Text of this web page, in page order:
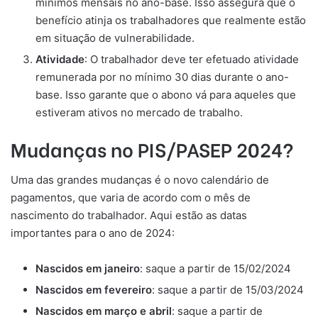
benefício atinja os trabalhadores que realmente estão
em situação de vulnerabilidade.
Atividade: O trabalhador deve ter efetuado atividade
remunerada por no mínimo 30 dias durante o ano-
base. Isso garante que o abono vá para aqueles que
estiveram ativos no mercado de trabalho.
Mudanças no PIS/PASEP 2024?
Uma das grandes mudanças é o novo calendário de
pagamentos, que varia de acordo com o mês de
nascimento do trabalhador. Aqui estão as datas
importantes para o ano de 2024:
Nascidos em janeiro: saque a partir de 15/02/2024
Nascidos em fevereiro: saque a partir de 15/03/2024
Nascidos em março e abril: saque a partir de